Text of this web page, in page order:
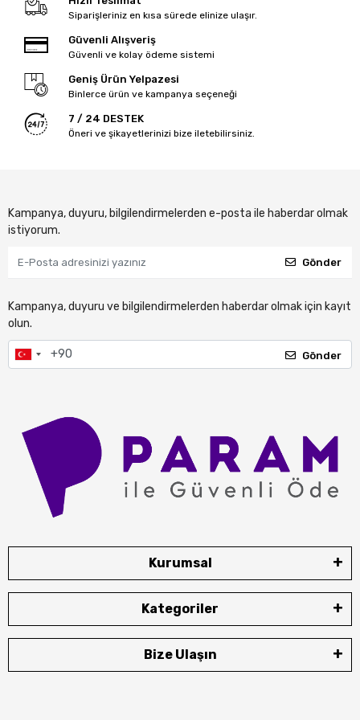
Siparişleriniz en kısa sürede elinize ulaşır.
Güvenli Alışveriş
Güvenli ve kolay ödeme sistemi
Geniş Ürün Yelpazesi
Binlerce ürün ve kampanya seçeneği
7 / 24 DESTEK
Öneri ve şikayetlerinizi bize iletebilirsiniz.
Kampanya, duyuru, bilgilendirmelerden e-posta ile haberdar olmak
istiyorum.
Gönder
Kampanya, duyuru ve bilgilendirmelerden haberdar olmak için kayıt
olun.
Gönder
Kurumsal
Kategoriler
Bize Ulaşın